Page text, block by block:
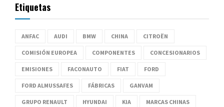
Etiquetas
ANFAC AUDI BMW CHINA CITROËN
COMISIÓN EUROPEA COMPONENTES CONCESIONARIOS
EMISIONES FACONAUTO FIAT FORD
FORD ALMUSSAFES FÁBRICAS GANVAM
GRUPO RENAULT HYUNDAI KIA MARCAS CHINAS